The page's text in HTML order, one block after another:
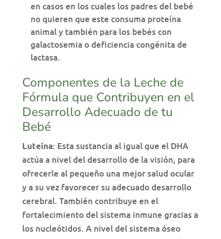
en casos en los cuales los padres del bebé
no quieren que este consuma proteína
animal y también para los bebés con
galactosemia o deficiencia congénita de
lactasa.
Componentes de la Leche de
Fórmula que Contribuyen en el
Desarrollo Adecuado de tu
Bebé
Luteina: Esta sustancia al igual que el DHA
actúa a nivel del desarrollo de la visión, para
ofrecerle al pequeño una mejor salud ocular
y a su vez favorecer su adecuado desarrollo
cerebral. También contribuye en el
fortalecimiento del sistema inmune gracias a
los nucleótidos. A nivel del sistema óseo